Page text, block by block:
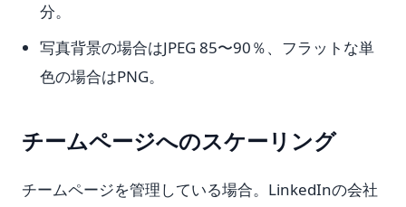
分。
写真背景の場合はJPEG 85〜90％、フラットな単
色の場合はPNG。
チームページへのスケーリング
チームページを管理している場合。LinkedInの会社